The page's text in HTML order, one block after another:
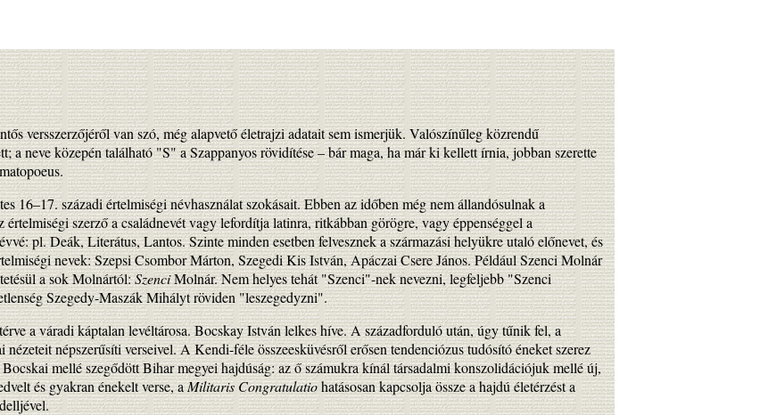
versszerzőjéről van szó, még alapvető életrajzi adatait sem ismerjük. Valószínűleg közrendű
a neve közepén található "S" a Szappanyos rövidítése–bár maga, ha már ki kellett írnia, jobban szerette
16–17. századi értelmiségi névhasználat szokásait. Ebben az időben még nem állandósulnak a
szerző a családnevét vagy lefordítja latinra, ritkábban görögre, vagy éppenséggel a
pl. Deák, Literátus, Lantos. Szinte minden esetben felvesznek a származási helyükre utaló előnevet, és
nevek: Szepsi Csombor Márton, Szegedi Kis István, Apáczai Csere János. Például Szenci Molnár
a sok Molnártól:SzenciMolnár. Nem helyes tehát "Szenci"-nek nevezni, legfeljebb "Szenci
Szegedy-Maszák Mihályt röviden "leszegedyzni".
a váradi káptalan levéltárosa. Bocskay István lelkes híve. A századforduló után, úgy tűnik fel, a
népszerűsíti verseivel. A Kendi-féle összeesküvésről erősen tendenciózus tudósító éneket szerez
mellé szegődött Bihar megyei hajdúság: az ő számukra kínál társadalmi konszolidációjuk mellé új,
és gyakran énekelt verse, aMilitaris Congratulatiohatásosan kapcsolja össze a hajdú életérzést a